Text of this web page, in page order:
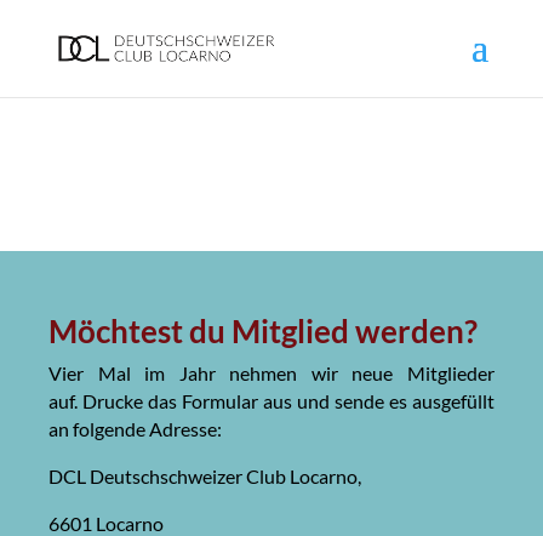
Möchtest du Mitglied werden?
Vier Mal im Jahr nehmen wir neue Mitglieder
auf. Drucke das Formular aus und sende es ausgefüllt
an folgende Adresse:
DCL Deutschschweizer Club Locarno,
6601 Locarno